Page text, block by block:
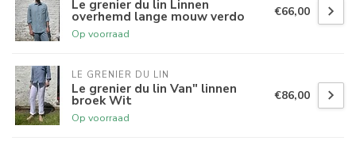
Le grenier du lin Linnen
overhemd lange mouw verdo
Op voorraad
€66,00
LE GRENIER DU LIN
Le grenier du lin Van" linnen
broek Wit
Op voorraad
€86,00